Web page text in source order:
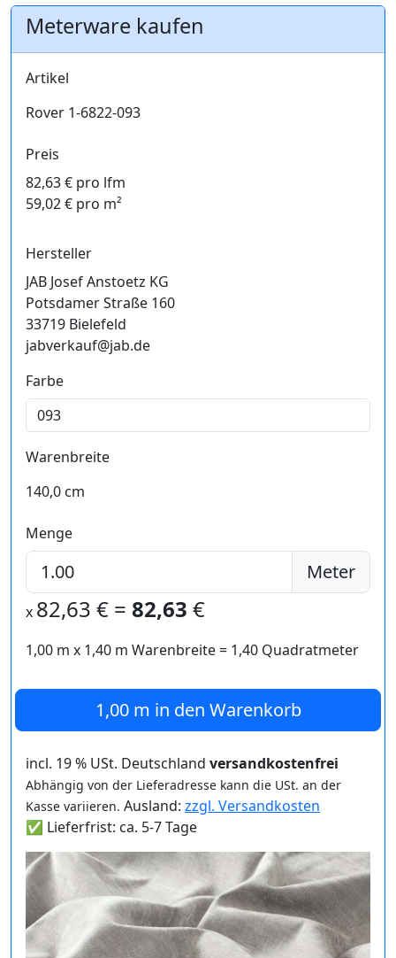
Meterware kaufen
Artikel
Rover 1-6822-093
Preis
82,63 € pro lfm
59,02 € pro m²
Hersteller
JAB Josef Anstoetz KG
Potsdamer Straße 160
33719 Bielefeld
jabverkauf@jab.de
Farbe
Warenbreite
140,0 cm
Menge
Meter
x 82,63 € = 82,63 €
1,00 m x 1,40 m Warenbreite = 1,40 Quadratmeter
1,00 m in den Warenkorb
incl. 19 % USt. Deutschland versandkostenfrei
Abhängig von der Lieferadresse kann die USt. an der
Kasse variieren. Ausland: zzgl. Versandkosten
✅ Lieferfrist: ca. 5-7 Tage